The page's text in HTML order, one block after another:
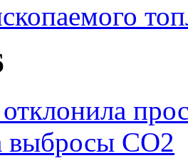
выбросы CO2